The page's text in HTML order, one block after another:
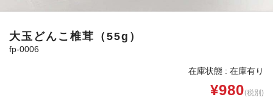
大玉どんこ椎茸（55g）
fp-0006
在庫状態 : 在庫有り
¥980(税別)